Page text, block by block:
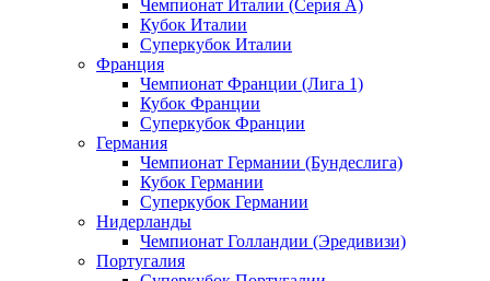
Чемпионат Италии (Серия А)
Кубок Италии
Суперкубок Италии
Франция
Чемпионат Франции (Лига 1)
Кубок Франции
Суперкубок Франции
Германия
Чемпионат Германии (Бундеслига)
Кубок Германии
Суперкубок Германии
Нидерланды
Чемпионат Голландии (Эредивизи)
Португалия